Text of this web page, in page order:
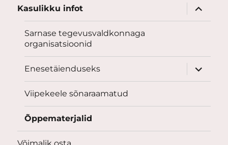
Kasulikku infot
laienda
Sarnase tegevusvaldkonnaga
organisatsioonid
Enesetäienduseks
laienda
Viipekeele sõnaraamatud
Õppematerjalid